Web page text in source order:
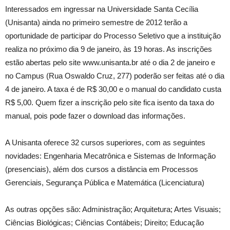
Interessados em ingressar na Universidade Santa Cecília
(Unisanta) ainda no primeiro semestre de 2012 terão a
oportunidade de participar do Processo Seletivo que a instituição
realiza no próximo dia 9 de janeiro, às 19 horas. As inscrições
estão abertas pelo site www.unisanta.br até o dia 2 de janeiro e
no Campus (Rua Oswaldo Cruz, 277) poderão ser feitas até o dia
4 de janeiro. A taxa é de R$ 30,00 e o manual do candidato custa
R$ 5,00. Quem fizer a inscrição pelo site fica isento da taxa do
manual, pois pode fazer o download das informações.
A Unisanta oferece 32 cursos superiores, com as seguintes
novidades: Engenharia Mecatrônica e Sistemas de Informação
(presenciais), além dos cursos a distância em Processos
Gerenciais, Segurança Pública e Matemática (Licenciatura)
As outras opções são: Administração; Arquitetura; Artes Visuais;
Ciências Biológicas; Ciências Contábeis; Direito; Educação